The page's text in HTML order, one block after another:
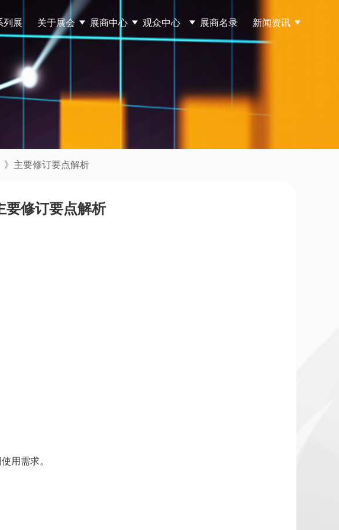
列展 关于展会 展商中心 观众中心 展商名录 新闻资讯
》主要修订要点解析
要修订要点解析
用需求。